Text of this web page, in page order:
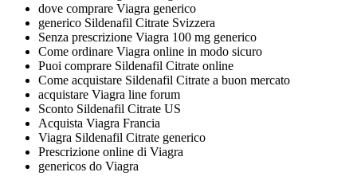
dove comprare Viagra generico
generico Sildenafil Citrate Svizzera
Senza prescrizione Viagra 100 mg generico
Come ordinare Viagra online in modo sicuro
Puoi comprare Sildenafil Citrate online
Come acquistare Sildenafil Citrate a buon mercato
acquistare Viagra line forum
Sconto Sildenafil Citrate US
Acquista Viagra Francia
Viagra Sildenafil Citrate generico
Prescrizione online di Viagra
genericos do Viagra